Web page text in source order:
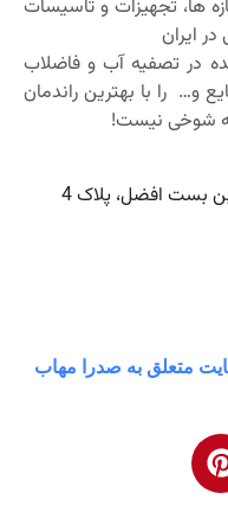
ها، تجهیزات و تاسیسات
ایران
در تصفیه آب و فاضلاب
و… را با بهترین راندمان
بست افضل، پلاک 4
متعلق به صدرا مهاب